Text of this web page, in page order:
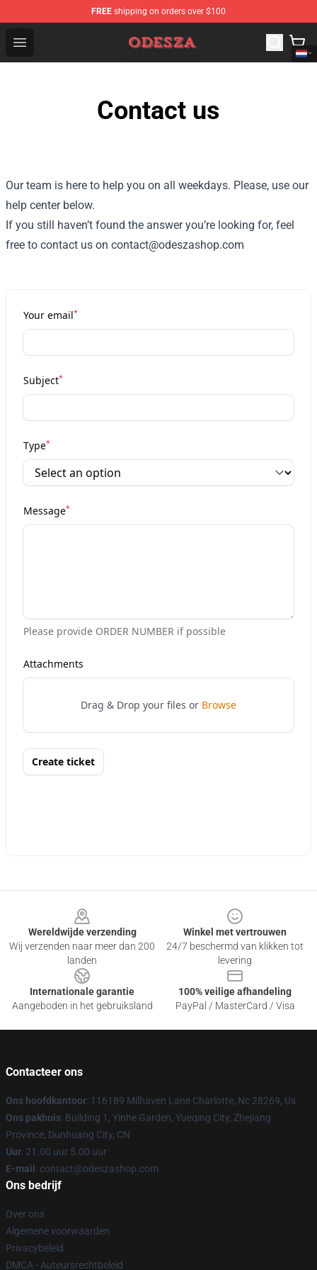
FREE shipping on orders over $100
Open menu
ODESZA Shop - Official ODESZA Merchandise Store
Contact us
Our team is here to help you on all weekdays. Please, use our
help center below.
If you still haven’t found the answer you’re looking for, feel
free to contact us on contact@odeszashop.com
Wereldwijde verzending
Wij verzenden naar meer dan 200
landen
Winkel met vertrouwen
24/7 beschermd van klikken tot
levering
Internationale garantie
Aangeboden in het gebruiksland
100% veilige afhandeling
PayPal / MasterCard / Visa
Contacteer ons
Ons hoofdkantoor: 116189 Milhaven Lane Charlotte, Nc 28269, Us
Ons pakhuis: Building 1, Yinhe Garden, Yueqing City, Zhejiang
Province, Dunhuang City, CN
Uur: 21.00 uur 5.00 uur
E-mail : contact@odeszashop.com
Ons bedrijf
Over ons
Algemene voorwaarden
Privacybeleid
DMCA - Auteursrechtbeleid